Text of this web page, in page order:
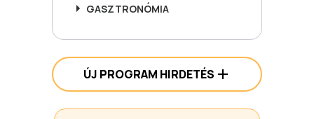
GASZTRONÓMIA
ÚJ PROGRAM HIRDETÉS